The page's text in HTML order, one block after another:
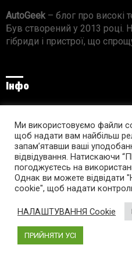
AutoGeek – блог про високі
Був створений у 2013 році.
гібриди і пристрої, що
Інфо
Реклама на сайті
Правила використання
Підпишись на AutoGeek!
Ми використовуємо файли
щоб надати вам найбільш
запам’ятавши ваші
відвідування. Натискаючи
погоджуєтесь на
Однак ви можете відвідати
cookie", щоб надати
НАЛАШТУВАННЯ Cookie
ПРИЙНЯТИ УСІ